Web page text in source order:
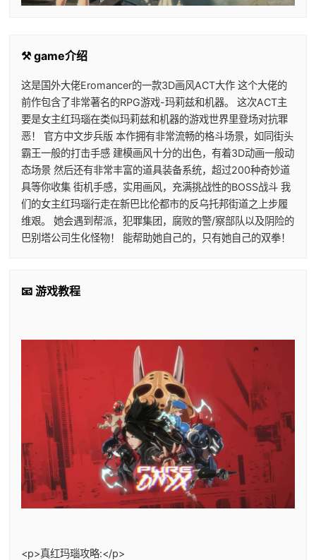
⚒️ game介绍
这是国外大佬Eromancer的一款3D画风ACT大作 这个大佬的
前作包含了非常著名的RPG游戏-玛莉兹和机器。 这次ACT主
要是女主红玛瑙在类似玛莉兹和机器的游戏世界里登场对抗罪
恶！ 官方中文步兵版 本作拥有非常流畅的格斗场景，如同街头
霸王一般的打击手感 建模画风十分的出色，有着3D动画一般动
态场景 然后还有非常丰富的道具装备系统，超过200种奇妙道
具等你收集 街机手感，实用画风，充满挑战性的BOSS战斗 我
们的女主红玛瑙行走在新巴比伦都市的反乌托邦街道之上步履
维艰。 她会遇到帮派，犯罪集团，腐败的警/察部队以及阴险的
巴别塔公司生化怪物！ 能帮助她自己的，只有她自己的双拳！
📧 游戏教程
<p>真红玛瑙攻略:</p>